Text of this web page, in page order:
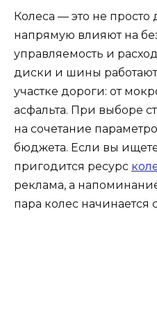
Колеса — это не просто
напрямую влияют на
управляемость и
диски и шины
участке дороги: от
асфальта. При выборе
на сочетание
бюджета. Если вы
пригодится ресурс
реклама, а
пара колес начинается